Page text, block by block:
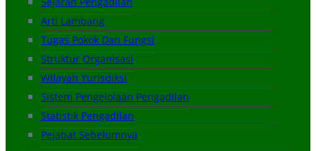
Arti Lambang
Tugas Pokok Dan Fungsi
Struktur Organisasi
Wilayah Yurisdiksi
Sistem Pengelolaan Pengadilan
Statistik Pengadilan
Pejabat Sebelumnya